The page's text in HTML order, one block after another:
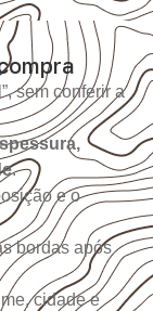
sem conferir a
.
e o
bordas após
cidade e